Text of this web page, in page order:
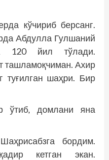
кўчириб берсанг.
Абдулла Гулшаний
120 йил тўлади.
ташламоқчиман. Ахир
туғилган шаҳри. Бир
ўтиб, домлани яна
бордим.
кетган экан.